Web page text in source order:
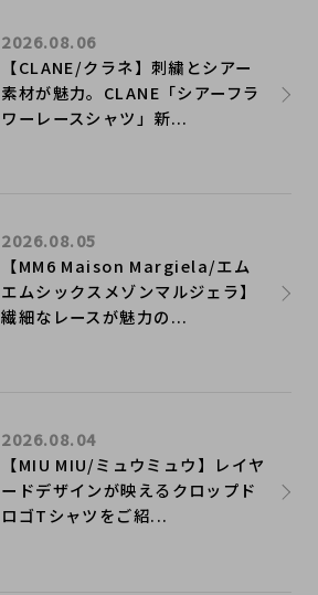
【CLANE/クラネ】刺繍とシアー
素材が魅力。CLANE「シアーフラ
ワーレースシャツ」新...
2026.08.06
【MM6 Maison Margiela/エム
エムシックスメゾンマルジェラ】
繊細なレースが魅力の...
2026.08.05
【MIU MIU/ミュウミュウ】レイヤ
ードデザインが映えるクロップド
ロゴTシャツをご紹...
2026.08.04